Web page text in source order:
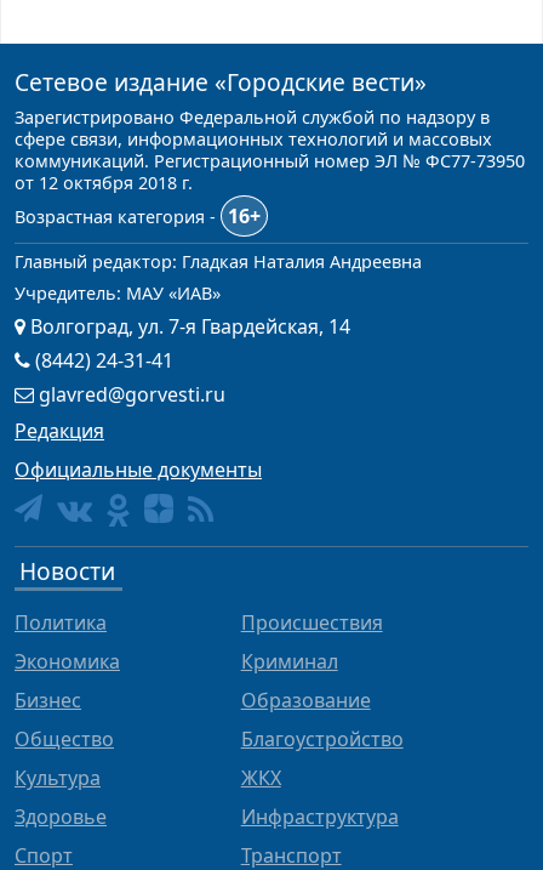
Сетевое издание «Городские вести»
Зарегистрировано Федеральной службой по надзору в
сфере связи, информационных технологий и массовых
коммуникаций. Регистрационный номер ЭЛ № ФС77-73950
от 12 октября 2018 г.
Возрастная категория -
16+
Главный редактор: Гладкая Наталия Андреевна
Учредитель: МАУ «ИАВ»
Волгоград, ул. 7-я Гвардейская, 14
(8442) 24-31-41
glavred@gorvesti.ru
Редакция
Официальные документы
Новости
Политика
Экономика
Бизнес
Общество
Культура
Здоровье
Спорт
Происшествия
Криминал
Образование
Благоустройство
ЖКХ
Инфраструктура
Транспорт